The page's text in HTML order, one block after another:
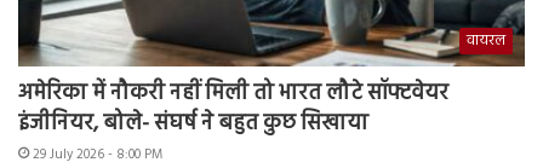
वायरल
अमेरिका में नौकरी नहीं मिली तो भारत लौटे सॉफ्टवेयर
इंजीनियर, बोले- संघर्ष ने बहुत कुछ सिखाया
29 July 2026 - 8:00 PM